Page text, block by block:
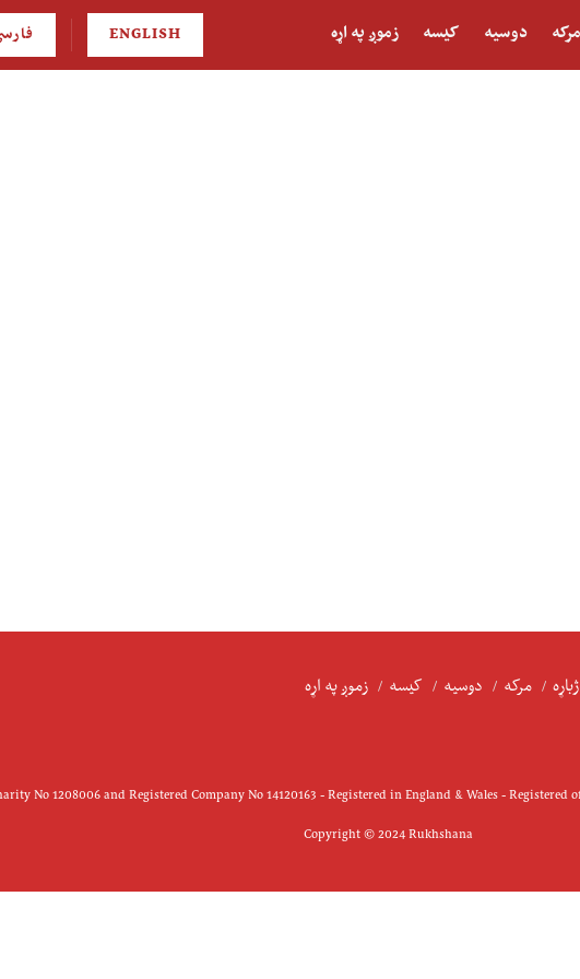
مرکه دوسیه کیسه زموږ په اړه ENGLISH
ژباړه مرکه دوسیه کیسه زموږ په اړه
No 1208006 and Registered Company No 14120163 - Registered in England & Wales - Registered
Copyright © 2024 Rukhshana